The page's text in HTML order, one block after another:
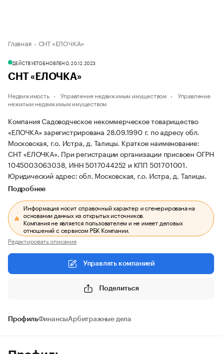
Главная СНТ «ЕЛОЧКА»
ДЕЙСТВУЕТОБНОВЛЕНО, 20.12.2023
СНТ «ЕЛОЧКА»
Недвижимость Управление недвижимым имуществом
Управление
нежилым недвижимым имуществом
Компания Садоводческое некоммерческое товарищество
«ЕЛОЧКА» зарегистрирована 28.09.1990 г. по адресу обл.
Московская, г.о. Истра, д. Талицы. Краткое наименование:
СНТ «ЕЛОЧКА». При регистрации организации присвоен ОГРН
1045003063038, ИНН 5017044252 и КПП 501701001.
Юридический адрес: обл. Московская, г.о. Истра, д. Талицы.
Подробнее
Информация носит справочный характер и сгенерирована на
основании данных из открытых источников.
Компания не является пользователем и не имеет деловых
отношений с сервисом РБК Компании.
Редактировать описание
Управлять компанией
Поделиться
ПрофильФинансыАрбитражные дела